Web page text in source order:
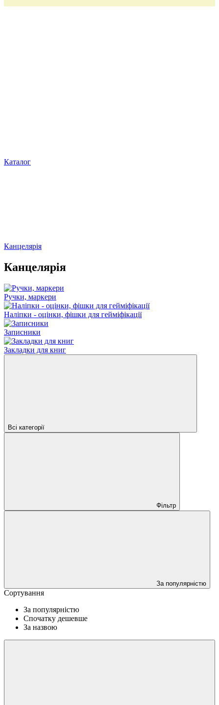
Каталог
Канцелярія
Канцелярія
Ручки, маркери
Наліпки - оцінки, фішки для гейміфікації
Записники
Закладки для книг
Всі категорії
Фільтр
За популярністю
Сортування
За популярністю
Спочатку дешевше
За назвою